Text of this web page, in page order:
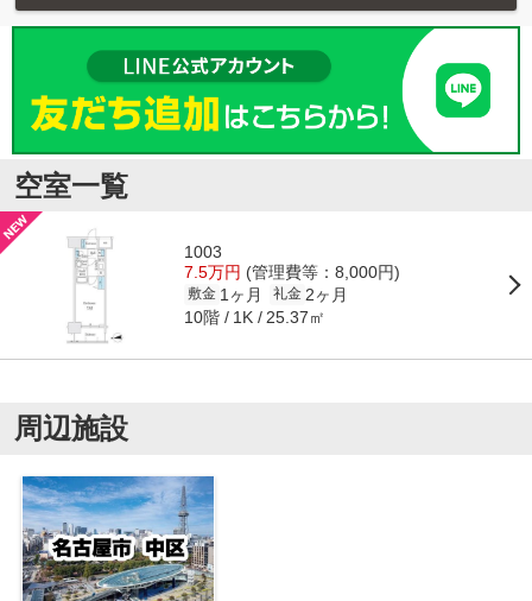
空室一覧
1003
7.5万円 (管理費等：8,000円)
敷金 1ヶ月 礼金 2ヶ月
10階 1K 25.37㎡
周辺施設